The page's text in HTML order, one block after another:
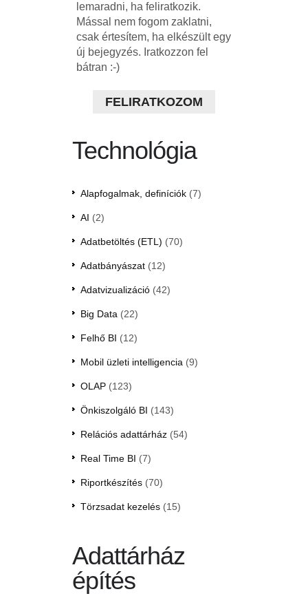
lemaradni, ha feliratkozik.
Mással nem fogom zaklatni,
csak értesítem, ha elkészült egy
új bejegyzés. Iratkozzon fel
bátran :-)
FELIRATKOZOM
Technológia
Alapfogalmak, definíciók(7)
AI (2)
Adatbetöltés (ETL) (70)
Adatbányászat(12)
Adatvizualizáció(42)
Big Data (22)
Felhő BI (12)
Mobil üzleti intelligencia (9)
OLAP(123)
Önkiszolgáló BI (143)
Relációs adattárház(54)
Real Time BI (7)
Riportkészítés(70)
Törzsadat kezelés(15)
Adattárház
építés